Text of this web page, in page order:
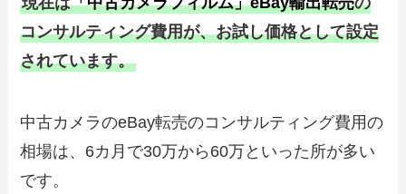
コンサルティング費用が、お試し価格として設定
されています。
中古カメラのeBay転売のコンサルティング費用の
相場は、6カ月で30万から60万といった所が多い
です。